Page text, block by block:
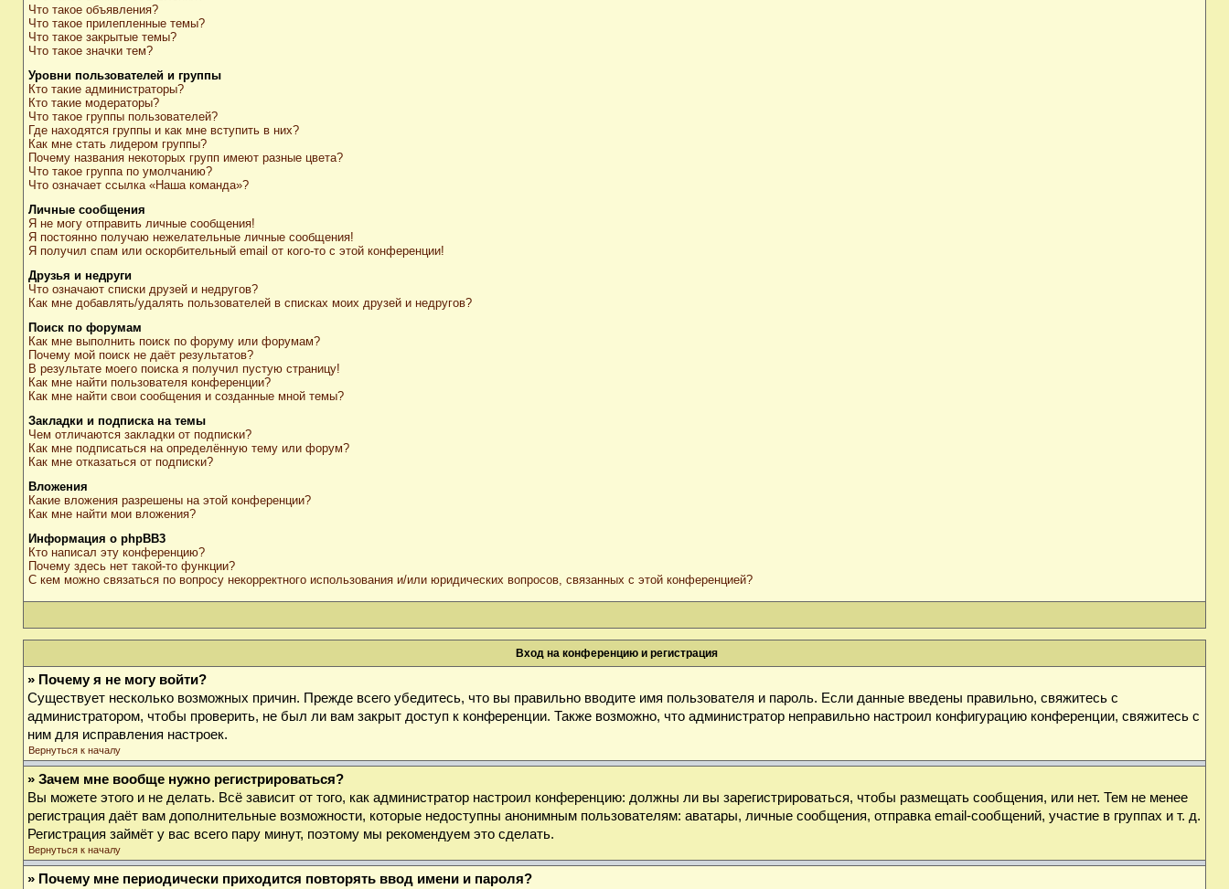
Что такое объявления?
Что такое прилепленные темы?
Что такое закрытые темы?
Что такое значки тем?
Уровни пользователей и группы
Кто такие администраторы?
Кто такие модераторы?
Что такое группы пользователей?
Где находятся группы и как мне вступить в них?
Как мне стать лидером группы?
Почему названия некоторых групп имеют разные цвета?
Что такое группа по умолчанию?
Что означает ссылка «Наша команда»?
Личные сообщения
Я не могу отправить личные сообщения!
Я постоянно получаю нежелательные личные сообщения!
Я получил спам или оскорбительный email от кого-то с этой конференции!
Друзья и недруги
Что означают списки друзей и недругов?
Как мне добавлять/удалять пользователей в списках моих друзей и недругов?
Поиск по форумам
Как мне выполнить поиск по форуму или форумам?
Почему мой поиск не даёт результатов?
В результате моего поиска я получил пустую страницу!
Как мне найти пользователя конференции?
Как мне найти свои сообщения и созданные мной темы?
Закладки и подписка на темы
Чем отличаются закладки от подписки?
Как мне подписаться на определённую тему или форум?
Как мне отказаться от подписки?
Вложения
Какие вложения разрешены на этой конференции?
Как мне найти мои вложения?
Информация о phpBB3
Кто написал эту конференцию?
Почему здесь нет такой-то функции?
С кем можно связаться по вопросу некорректного использования и/или юридических вопросов, связанных с этой конференцией?
Вход на конференцию и регистрация
» Почему я не могу войти?
Существует несколько возможных причин. Прежде всего убедитесь, что вы правильно вводите имя пользователя и пароль. Если данные введены правильно, свяжитесь с
администратором, чтобы проверить, не был ли вам закрыт доступ к конференции. Также возможно, что администратор неправильно настроил конфигурацию конференции, свяжитесь с
ним для исправления настроек.
Вернуться к началу
» Зачем мне вообще нужно регистрироваться?
Вы можете этого и не делать. Всё зависит от того, как администратор настроил конференцию: должны ли вы зарегистрироваться, чтобы размещать сообщения, или нет. Тем не менее
регистрация даёт вам дополнительные возможности, которые недоступны анонимным пользователям: аватары, личные сообщения, отправка email-сообщений, участие в группах и т. д.
Регистрация займёт у вас всего пару минут, поэтому мы рекомендуем это сделать.
Вернуться к началу
» Почему мне периодически приходится повторять ввод имени и пароля?